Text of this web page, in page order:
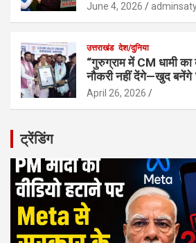
June 4, 2026
उत्तराखंड देश/दुनिया
“गुरुग्राम में CM धामी का
नौकरी नहीं देंगे—खुद बनेंगे
April 26, 2026
ट्रेंडिंग